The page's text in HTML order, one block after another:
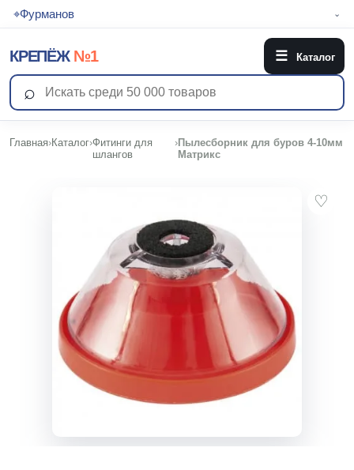
⌖Фурманов ⌄
КРЕПЁЖ №1 ☰ Каталог
⌕
Главная›Каталог›Фитинги для
шлангов
›Пылесборник для буров 4-10мм
Матрикс
♡